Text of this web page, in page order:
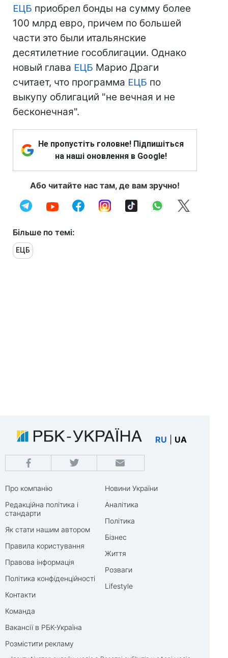
ЕЦБ приобрел бонды на сумму более
100 млрд евро, причем по большей
части это были итальянские
десятилетние гособлигации. Однако
новый глава ЕЦБ Марио Драги
считает, что программа ЕЦБ по
выкупу облигаций "не вечная и не
бесконечная".
Не пропустіть головне! Підпишіться
на наші оновлення в Google!
Або читайте нас там, де вам зручно!
Більше по темі:
ЕЦБ
RU UA
Про компанію
Редакційна політика і
стандарти
Як стати нашим автором
Правила користування
Правова інформація
Політика конфіденційності
Контакти
Команда
Вакансії в РБК-Україна
Розмістити рекламу
Новини України
Аналітика
Політика
Бізнес
Життя
Розваги
Lifestyle